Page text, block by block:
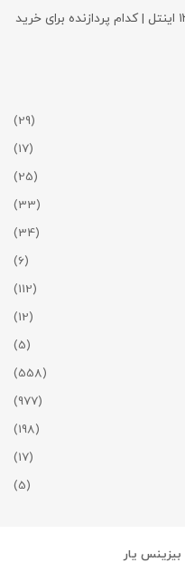
تفاوت لپتاپ های Core Ultra با نسل ۱۳ اینتل | کدام پردازنده برای خرید
(29)
(17)
(25)
(33)
(34)
(6)
(112)
(12)
(5)
(558)
(977)
(198)
(17)
(5)
بیزینس یار